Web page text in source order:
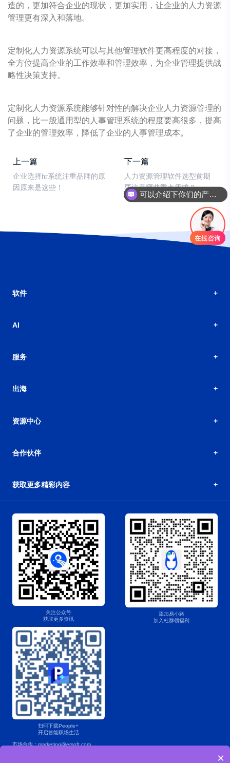
造的，更加符合企业的现状，更加实用，让企业的人力资源
管理更有深入和落地。
定制化人力资源系统可以与其他管理软件更高程度的对接，
全方位提高企业的工作效率和管理效率，为企业管理提供战
略性决策支持。
定制化人力资源系统能够针对性的解决企业人力资源管理的
问题，比一般通用型的人事管理系统的程度要高很多，提高
了企业的管理效率，降低了企业的人事管理成本。
上一篇
企业选择hr系统注重品牌的原
因原来是这些！
下一篇
人力资源管理软件选型前期
要注意哪些重点需求？
软件
AI
服务
出海
资源中心
合作伙伴
获取更多精彩内容
关注公众号
获取更多资讯
添加易小路
加入杜群领福利
扫码下载People+
开启智能职场生活
市场合作：marketing@ersoft.com
可以介绍下你们的产品么
×